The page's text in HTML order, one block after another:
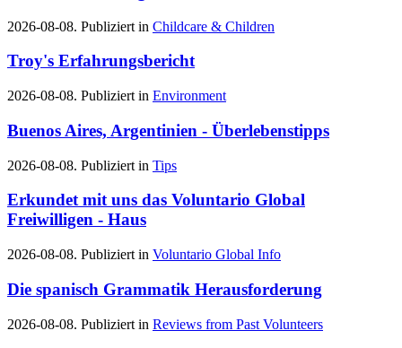
2026-08-08. Publiziert in Childcare & Children
Troy's Erfahrungsbericht
2026-08-08. Publiziert in Environment
Buenos Aires, Argentinien - Überlebenstipps
2026-08-08. Publiziert in Tips
Erkundet mit uns das Voluntario Global
Freiwilligen - Haus
2026-08-08. Publiziert in Voluntario Global Info
Die spanisch Grammatik Herausforderung
2026-08-08. Publiziert in Reviews from Past Volunteers